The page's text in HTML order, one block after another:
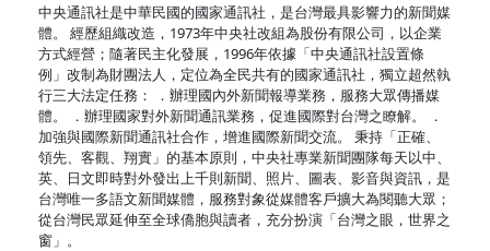
中央通訊社是中華民國的國家通訊社，是台灣最具影響力的新聞媒
體。 經歷組織改造，1973年中央社改組為股份有限公司，以企業
方式經營；隨著民主化發展，1996年依據「中央通訊社設置條
例」改制為財團法人，定位為全民共有的國家通訊社，獨立超然執
行三大法定任務： ．辦理國內外新聞報導業務，服務大眾傳播媒
體。 ．辦理國家對外新聞通訊業務，促進國際對台灣之瞭解。 ．
加強與國際新聞通訊社合作，增進國際新聞交流。 秉持「正確、
領先、客觀、翔實」的基本原則，中央社專業新聞團隊每天以中、
英、日文即時對外發出上千則新聞、照片、圖表、影音與資訊，是
台灣唯一多語文新聞媒體，服務對象從媒體客戶擴大為閱聽大眾；
從台灣民眾延伸至全球僑胞與讀者，充分扮演「台灣之眼，世界之
窗」。